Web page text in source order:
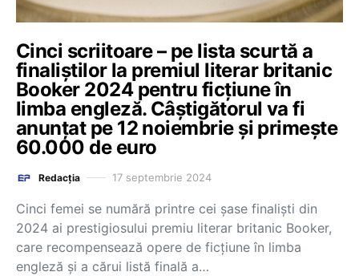
Cinci scriitoare – pe lista scurtă a
finaliștilor la premiul literar britanic
Booker 2024 pentru ficțiune în
limba engleză. Câștigătorul va fi
anunțat pe 12 noiembrie și primește
60.000 de euro
Redacția 17 septembrie 2024
Cinci femei se numără printre cei şase finalişti din
2024 ai prestigiosului premiu literar britanic Booker,
care recompensează opere de ficţiune în limba
engleză şi a cărui listă finală a…